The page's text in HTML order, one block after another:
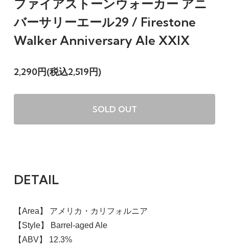
ファイアストーンウォーカー アニ
バーサリーエール29 / Firestone
Walker Anniversary Ale XXIX
2,290円(税込2,519円)
SOLD OUT
DETAIL
【Area】 アメリカ・カリフォルニア
【Style】 Barrel-aged Ale
【ABV】 12.3%